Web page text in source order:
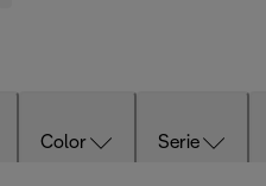
Color Serie